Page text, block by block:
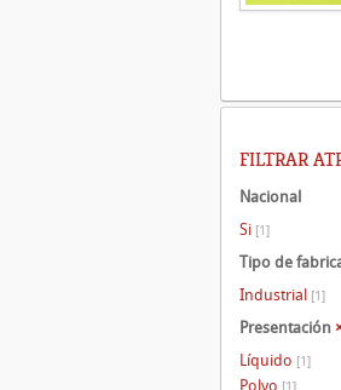
FILTRAR
Nacional
Si [1]
Tipo de
Industrial [1]
Presentación
Líquido [1]
Polvo [1]